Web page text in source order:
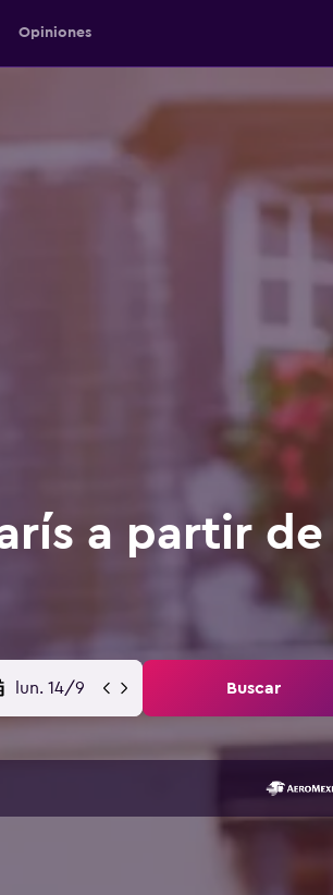
Opiniones
a partir de
lun. 14/9 Buscar